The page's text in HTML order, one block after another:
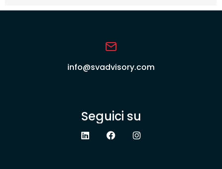
info@svadvisory.com
Seguici su